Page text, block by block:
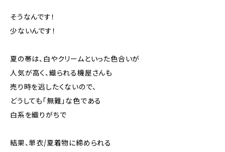
そうなんです！
少ないんです！
夏の帯は、白やクリームといった色合いが
人気が高く、織られる機屋さんも
売り時を逃したくないので、
どうしても「無難」な色である
白系を織りがちで
結果、単衣/夏着物に締められる